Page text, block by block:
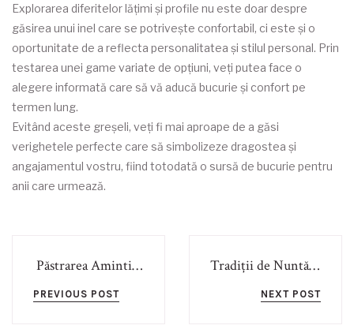
Explorarea diferitelor lățimi și profile nu este doar despre
găsirea unui inel care se potrivește confortabil, ci este și o
oportunitate de a reflecta personalitatea și stilul personal. Prin
testarea unei game variate de opțiuni, veți putea face o
alegere informată care să vă aducă bucurie și confort pe
termen lung.
Evitând aceste greșeli, veți fi mai aproape de a găsi
verighetele perfecte care să simbolizeze dragostea și
angajamentul vostru, fiind totodată o sursă de bucurie pentru
anii care urmează.
Păstrarea Amintirilor de Nuntă într-o Formă Artistică
PREVIOUS POST
Tradiții de Nuntă din Moldova
NEXT POST